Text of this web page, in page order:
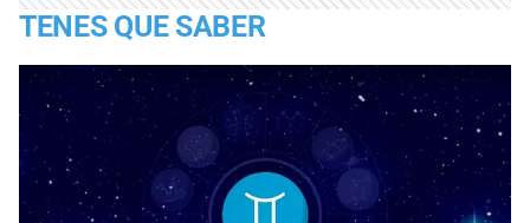
TENES QUE SABER